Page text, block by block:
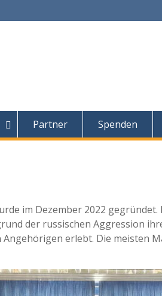
Partner Spenden
im Dezember 2022
der russischen Aggression
erlebt. Die meisten